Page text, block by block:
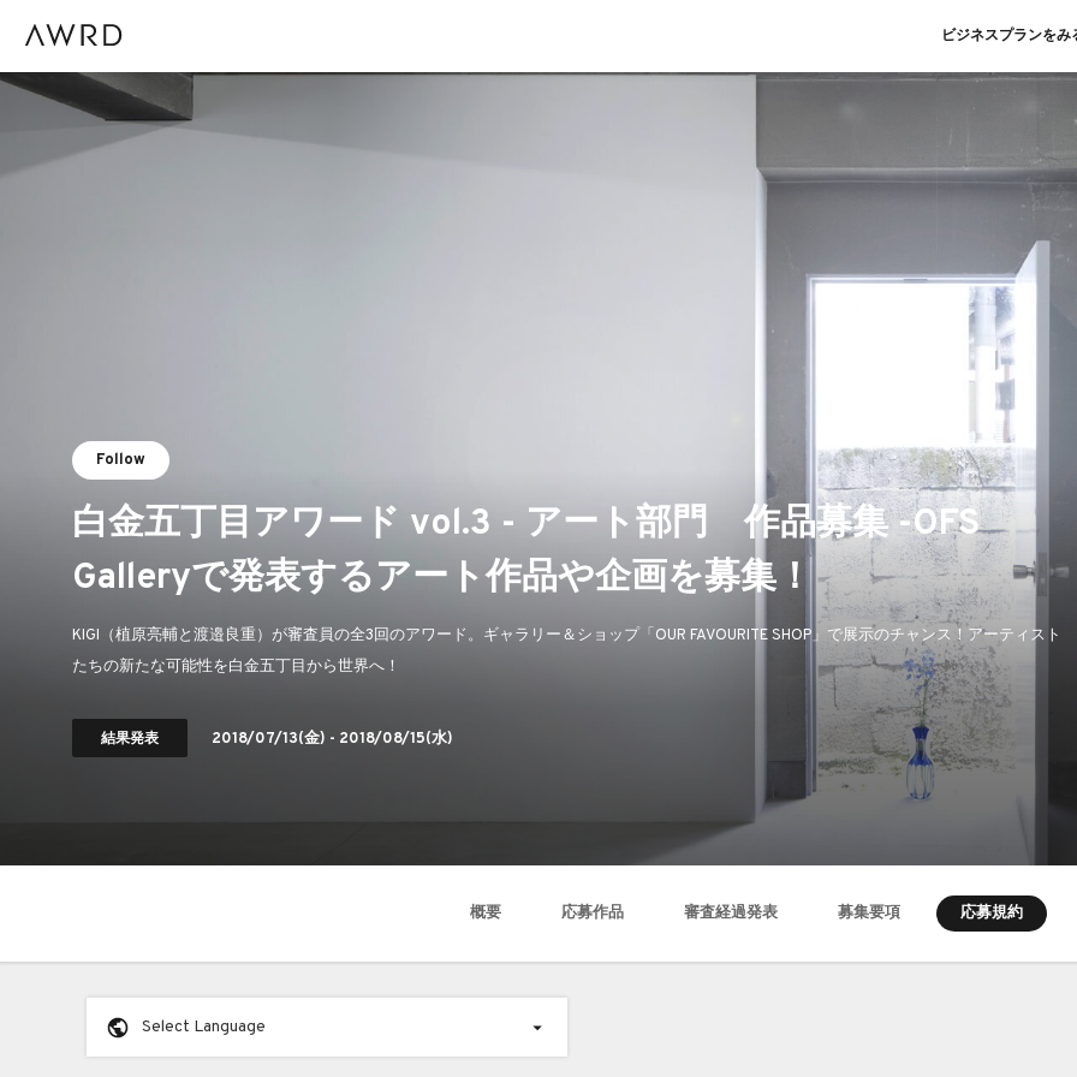
ビジネスプランをみ
Follow
白金五丁目アワード vol.3 - アート部門 作品募集 -OFS
Galleryで発表するアート作品や企画を募集！
KIGI（植原亮輔と渡邉良重）が審査員の全3回のアワード。ギャラリー＆ショップ「OUR FAVOURITE SHOP」で展示のチャンス！アーティスト
たちの新たな可能性を白金五丁目から世界へ！
結果発表 2018/07/13(金) - 2018/08/15(水)
概要 応募作品 審査経過発表 募集要項 応募規約
Select Language